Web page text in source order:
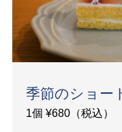
季節のショー
1個 ¥680（税込）